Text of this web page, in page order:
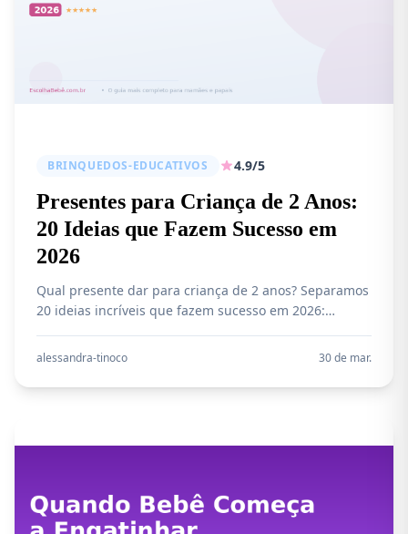
BRINQUEDOS-EDUCATIVOS 4.9/5
Presentes para Criança de 2 Anos:
20 Ideias que Fazem Sucesso em
2026
Qual presente dar para criança de 2 anos? Separamos
20 ideias incríveis que fazem sucesso em 2026:
kits educativos e mais. Do barato ao high ticket, para
alessandra-tinoco 30 de mar.